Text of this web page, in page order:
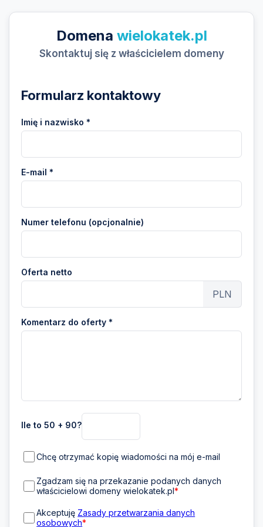
Domena wielokatek.pl
Skontaktuj się z właścicielem domeny
Formularz kontaktowy
Imię i nazwisko *
E-mail *
Numer telefonu (opcjonalnie)
Oferta netto
PLN
Komentarz do oferty *
Ile to 50 + 90?
Chcę otrzymać kopię wiadomości na mój e-mail
Zgadzam się na przekazanie podanych danych
właścicielowi domeny wielokatek.pl*
Akceptuję Zasady przetwarzania danych
osobowych*